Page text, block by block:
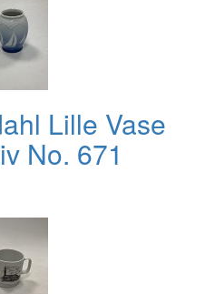
Lille Vase
No. 671